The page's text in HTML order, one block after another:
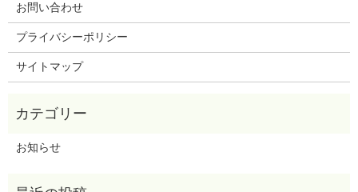
お問い合わせ
プライバシーポリシー
サイトマップ
お知らせ